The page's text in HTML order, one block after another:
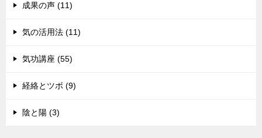
成果の声 (11)
気の活用法 (11)
気功講座 (55)
経絡とツボ (9)
陰と陽 (3)